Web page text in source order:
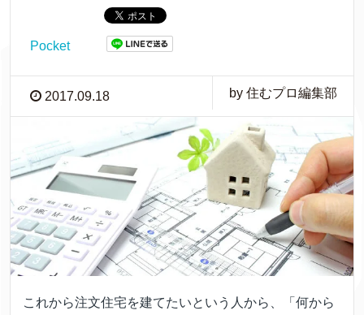
Pocket
2017.09.18 by 住むプロ編集部
これから注文住宅を建てたいという人から、「何から